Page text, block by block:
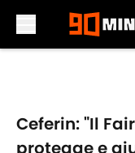
Ceferin: "Il
protegge e